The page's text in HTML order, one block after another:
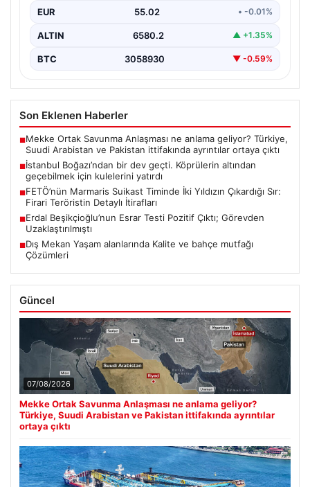
EUR 55.02 • -0.01%
ALTIN 6580.2 ▲ +1.35%
BTC 3058930 ▼ -0.59%
Son Eklenen Haberler
■Mekke Ortak Savunma Anlaşması ne anlama geliyor? Türkiye,
Suudi Arabistan ve Pakistan ittifakında ayrıntılar ortaya çıktı
■İstanbul Boğazı’ndan bir dev geçti. Köprülerin altından
geçebilmek için kulelerini yatırdı
■FETÖ’nün Marmaris Suikast Timinde İki Yıldızın Çıkardığı Sır:
Firari Teröristin Detaylı İtirafları
■Erdal Beşikçioğlu’nun Esrar Testi Pozitif Çıktı; Görevden
Uzaklaştırılmıştı
■Dış Mekan Yaşam alanlarında Kalite ve bahçe mutfağı
Çözümleri
Güncel
07/08/2026
Mekke Ortak Savunma Anlaşması ne anlama geliyor?
Türkiye, Suudi Arabistan ve Pakistan ittifakında ayrıntılar
ortaya çıktı